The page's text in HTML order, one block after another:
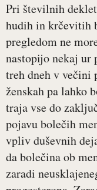
Pri številnih
hudih in krčevitih
pregledom ne
nastopijo nekaj ur
treh dneh v večini
ženskah pa lahko
traja vse do
pojavu bolečih
vpliv duševnih
da bolečina ob
zaradi